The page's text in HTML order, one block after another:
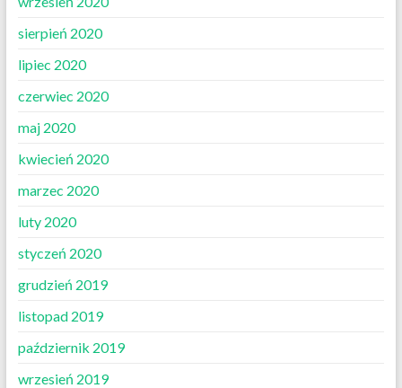
sierpień 2020
lipiec 2020
czerwiec 2020
maj 2020
kwiecień 2020
marzec 2020
luty 2020
styczeń 2020
grudzień 2019
listopad 2019
październik 2019
wrzesień 2019